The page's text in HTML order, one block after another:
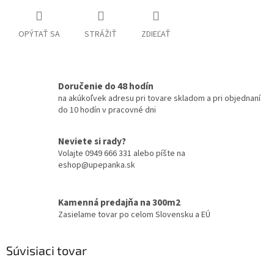
OPÝTAŤ SA STRÁŽIŤ ZDIEĽAŤ
Doručenie do 48 hodín
na akúkoľvek adresu pri tovare skladom a pri objednaní
do 10 hodín v pracovné dni
Neviete si rady?
Volajte 0949 666 331 alebo píšte na
eshop@upepanka.sk
Kamenná predajňa na 300m2
Zasielame tovar po celom Slovensku a EÚ
Súvisiaci tovar